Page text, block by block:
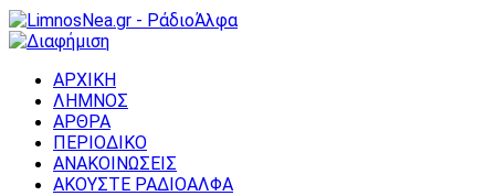
ΑΡΧΙΚΗ
ΛΗΜΝΟΣ
ΑΡΘΡΑ
ΠΕΡΙΟΔΙΚΟ
ΑΝΑΚΟΙΝΩΣΕΙΣ
ΑΚΟΥΣΤΕ ΡΑΔΙΟΑΛΦΑ